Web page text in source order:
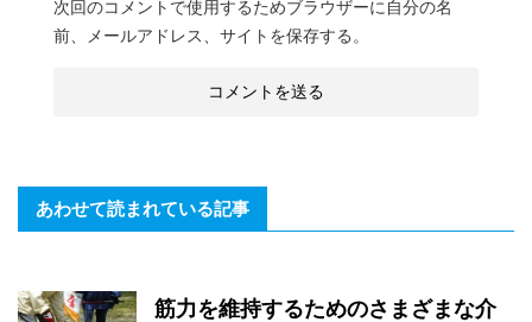
次回のコメントで使用するためブラウザーに自分の名
前、メールアドレス、サイトを保存する。
あわせて読まれている記事
筋力を維持するためのさまざまな介